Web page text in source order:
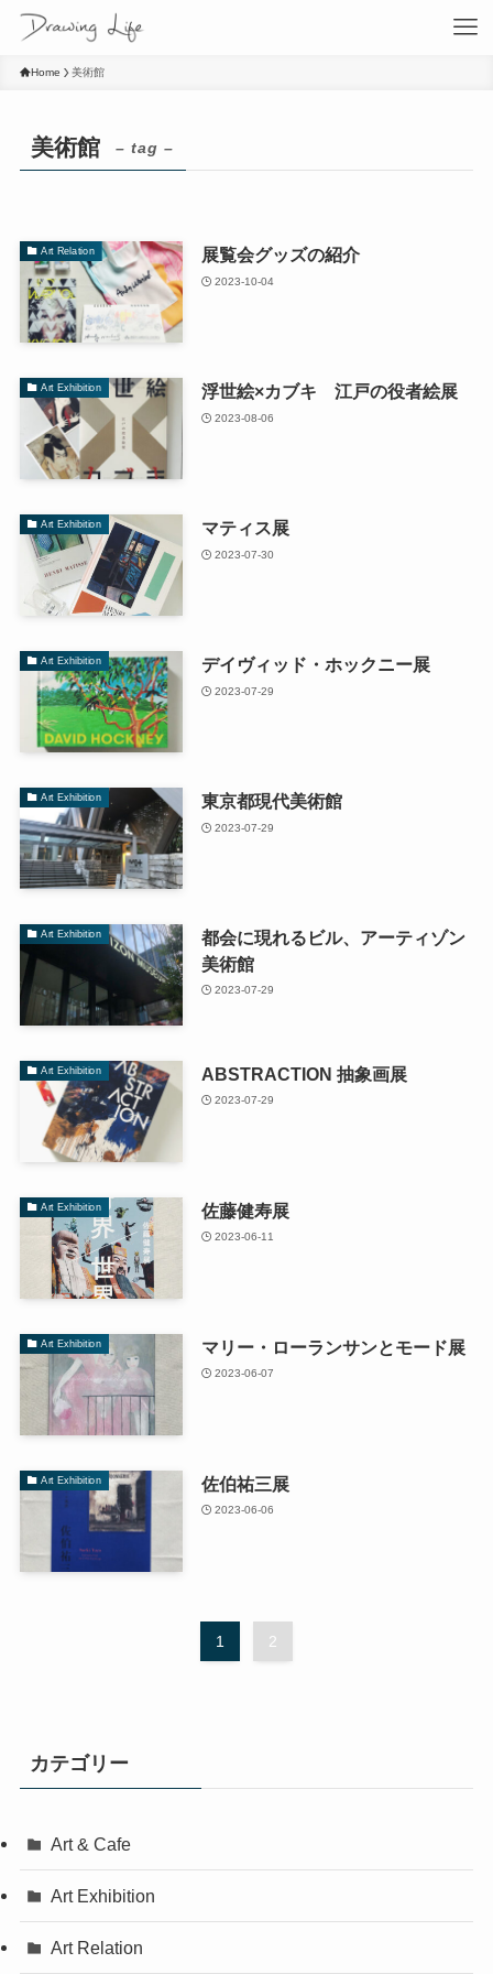
Home 美術館
美術館 – tag –
Art Relation 展覧会グッズの紹介
2023-10-04
Art Exhibition 浮世絵×カブキ 江戸の役者絵展
2023-08-06
Art Exhibition マティス展
2023-07-30
Art Exhibition デイヴィッド・ホックニー展
2023-07-29
Art Exhibition 東京都現代美術館
2023-07-29
Art Exhibition
都会に現れるビル、アーティゾン
美術館
2023-07-29
Art Exhibition ABSTRACTION 抽象画展
2023-07-29
Art Exhibition 佐藤健寿展
2023-06-11
Art Exhibition マリー・ローランサンとモード展
2023-06-07
Art Exhibition 佐伯祐三展
2023-06-06
1 2
カテゴリー
Art & Cafe
Art Exhibition
Art Relation